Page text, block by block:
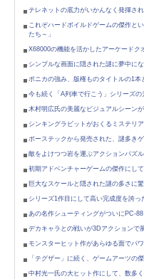
テレネットの底力がいかんなく発揮さ
これぞハードボイルドゲームの傑作と
たち～」
X68000の機能を活かしたアーケードク
シンプルな画面に隠された謎に夢中に
ポニカの強み、版権ものタイトルの1本
今も続く「A列車で行こう」シリーズの
木村明広氏の美麗なビジュアルシーン
シンキングラビットがおくるミステリ
ボーステックから発売された、謎多きゲ
敵をよけつつ岩を運ぶアクションパズ
初期アドベンチャーゲームの傑作にし
巨大なスケールと隠された謎の多さに
シリーズ1作目にして高い完成度を誇っ
あの名作シューティングがついにPC-
デカキャラとの戦いが3Dアクションで
モンスターヒット作があらゆる面でパ
「テグザー」に続く、ゲームアーツの
中村光一氏の大ヒット作にして、数多